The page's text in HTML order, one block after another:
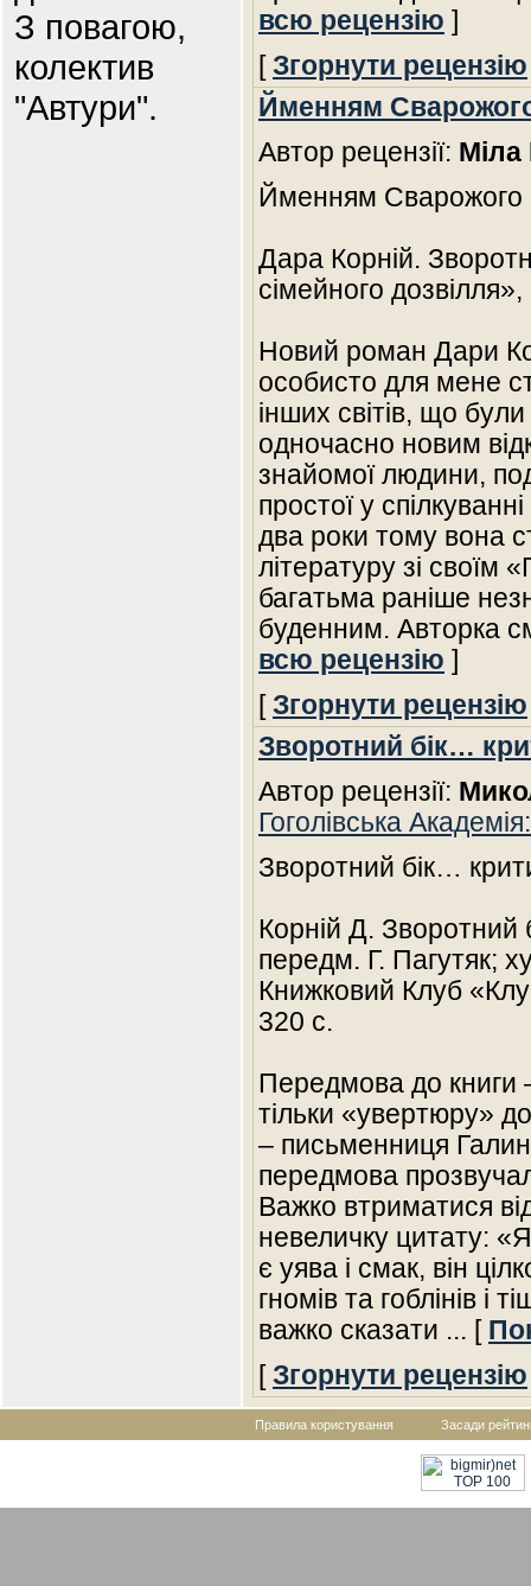
З повагою,
колектив
"Автури".
всю рецензію ]
[ Згорнути рецензію
Йменням
Автор рецензії: Міла
Йменням Сварожого
Дара Корній.
сімейного
Новий роман Дари
особисто для мене
інших світів, що
одночасно новим
знайомої людини,
простої у
два роки тому вона
літературу зі своїм
багатьма раніше
буденним. Авторка
всю рецензію ]
[ Згорнути рецензію
Зворотний бік…
Автор рецензії:
Гоголівська
Зворотний бік…
Корній Д. Зворотний
передм. Г. Пагутяк;
Книжковий Клуб
320 с.
Передмова до книги
тільки «увертюру»
– письменниця
передмова
Важко втриматися
невеличку цитату:
є уява і смак, він
гномів та гоблінів і
важко сказати ... [
[ Згорнути рецензію
Правила користування Засади